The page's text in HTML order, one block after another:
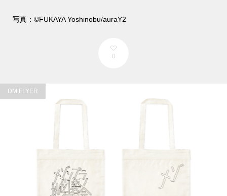
写真：©︎FUKAYA Yoshinobu/auraY2
0
DM,FLYER